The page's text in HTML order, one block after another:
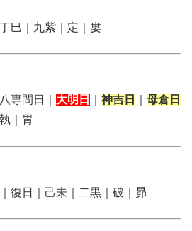
丁巳｜九紫｜定｜婁
八専間日｜ 大明日 神吉日
母倉日
｜胃
｜復日｜己未｜二黒｜破｜昴